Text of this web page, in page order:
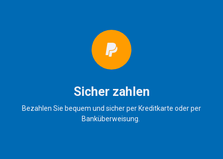
Sicher zahlen
Bezahlen Sie bequem und sicher per Kreditkarte oder per
Banküberweisung.